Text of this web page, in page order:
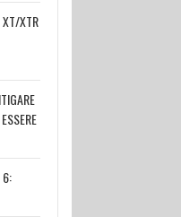
XT/XTR
6: